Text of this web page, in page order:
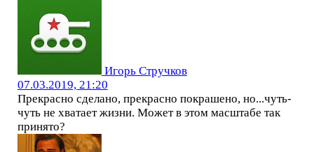
Игорь Стручков
07.03.2019, 21:20
Прекрасно сделано, прекрасно покрашено, но...чуть-
чуть не хватает жизни. Может в этом масштабе так
принято?